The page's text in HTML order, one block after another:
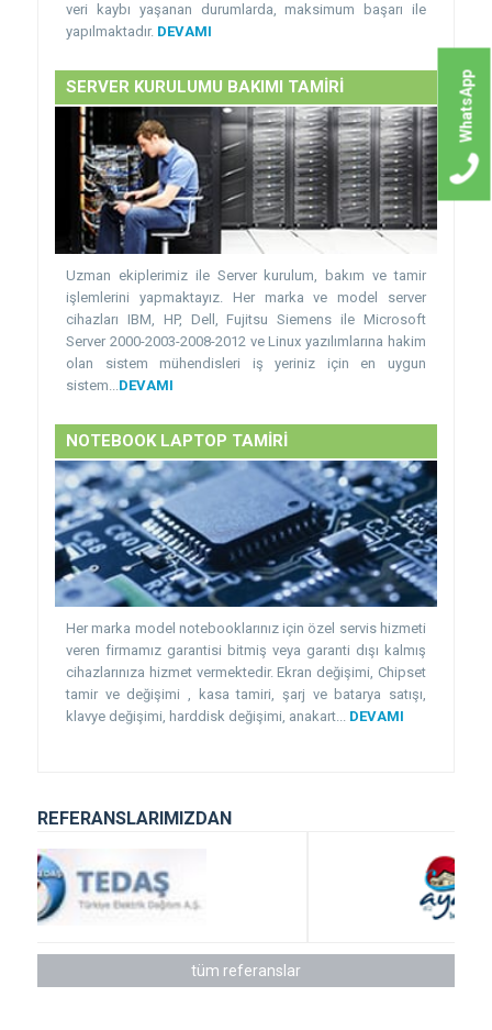
veri kaybı yaşanan durumlarda, maksimum başarı ile
yapılmaktadır. DEVAMI
SERVER KURULUMU BAKIMI TAMİRİ
Uzman ekiplerimiz ile Server kurulum, bakım ve tamir
işlemlerini yapmaktayız. Her marka ve model server
cihazları IBM, HP, Dell, Fujitsu Siemens ile Microsoft
Server 2000-2003-2008-2012 ve Linux yazılımlarına hakim
olan sistem mühendisleri iş yeriniz için en uygun
sistem... DEVAMI
NOTEBOOK LAPTOP TAMİRİ
Her marka model notebooklarınız için özel servis hizmeti
veren firmamız garantisi bitmiş veya garanti dışı kalmış
cihazlarınıza hizmet vermektedir. Ekran değişimi, Chipset
tamir ve değişimi , kasa tamiri, şarj ve batarya satışı,
klavye değişimi, harddisk değişimi, anakart... DEVAMI
REFERANSLARIMIZDAN
tüm referanslar
WhatsApp